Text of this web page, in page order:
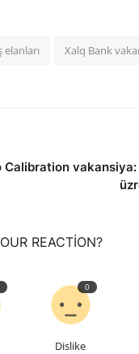
elanları Xalq Bank
Calibration
REACTION?
0
Dislike